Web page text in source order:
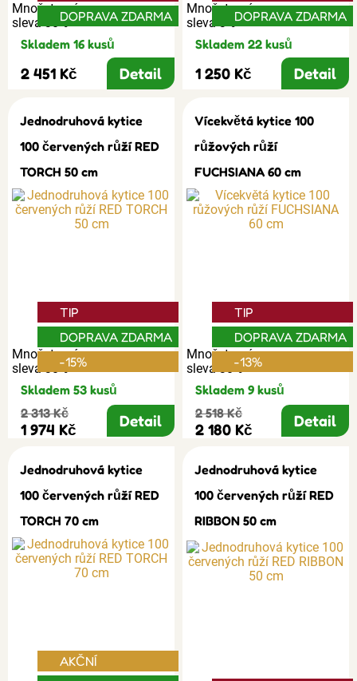
Množstevní
sleva 30%DOPRAVA ZDARMA
Skladem 16 kusů
2 451 Kč Detail
Množstevní
sleva 3%DOPRAVA ZDARMA
Skladem 22 kusů
1 250 Kč Detail
Jednodruhová kytice
100 červených růží RED
TORCH 50 cm
Množstevní
sleva 30%
TIP
DOPRAVA ZDARMA
-15%
Skladem 53 kusů
2 313 Kč
1 974 Kč Detail
Vícekvětá kytice 100
růžových růží
FUCHSIANA 60 cm
Množstevní
sleva 30%
TIP
DOPRAVA ZDARMA
-13%
Skladem 9 kusů
2 518 Kč
2 180 Kč Detail
Jednodruhová kytice
100 červených růží RED
TORCH 70 cm
AKČNÍ
Jednodruhová kytice
100 červených růží RED
RIBBON 50 cm